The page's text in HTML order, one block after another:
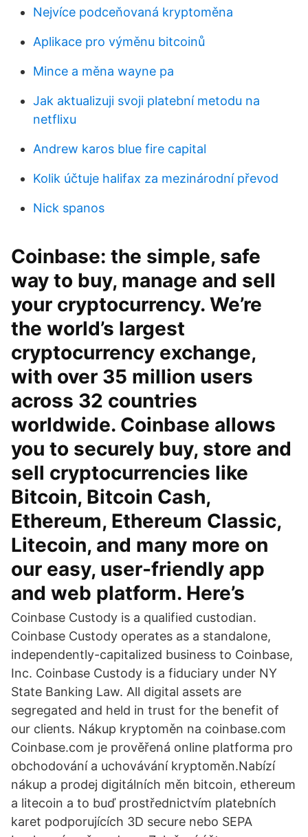
Nejvíce podceňovaná kryptoměna
Aplikace pro výměnu bitcoinů
Mince a měna wayne pa
Jak aktualizuji svoji platební metodu na
netflixu
Andrew karos blue fire capital
Kolik účtuje halifax za mezinárodní převod
Nick spanos
Coinbase: the simple, safe
way to buy, manage and sell
your cryptocurrency. We’re
the world’s largest
cryptocurrency exchange,
with over 35 million users
across 32 countries
worldwide. Coinbase allows
you to securely buy, store and
sell cryptocurrencies like
Bitcoin, Bitcoin Cash,
Ethereum, Ethereum Classic,
Litecoin, and many more on
our easy, user-friendly app
and web platform. Here’s
Coinbase Custody is a qualified custodian.
Coinbase Custody operates as a standalone,
independently-capitalized business to Coinbase,
Inc. Coinbase Custody is a fiduciary under NY
State Banking Law. All digital assets are
segregated and held in trust for the benefit of
our clients. Nákup kryptoměn na coinbase.com
Coinbase.com je prověřená online platforma pro
obchodování a uchovávání kryptoměn.Nabízí
nákup a prodej digitálních měn bitcoin, ethereum
a litecoin a to buď prostřednictvím platebních
karet podporujících 3D secure nebo SEPA